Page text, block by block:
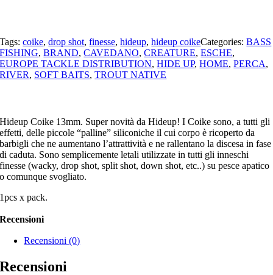
Tags:coike,drop shot,finesse,hideup,hideup coikeCategories:BASS
FISHING,BRAND,CAVEDANO,CREATURE,ESCHE,
EUROPE TACKLE DISTRIBUTION,HIDE UP,HOME,PERCA,
RIVER, SOFT BAITS,TROUT NATIVE
Hideup Coike 13mm. Super novità da Hideup! I Coike sono, a tutti gli
effetti, delle piccole “palline” siliconiche il cui corpo è ricoperto da
barbigli che ne aumentano l’attrattività e ne rallentano la discesa in fase
di caduta. Sono semplicemente letali utilizzate in tutti gli inneschi
finesse (wacky, drop shot, split shot, down shot, etc..) su pesce apatico
o comunque svogliato.
1pcs x pack.
Recensioni
Recensioni (0)
Recensioni